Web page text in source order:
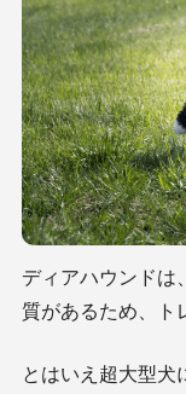
ディアハウンドは
質があるため、ト
とはいえ超大型犬